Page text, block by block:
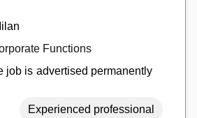
Functions
job is advertised permanently
Experienced professional